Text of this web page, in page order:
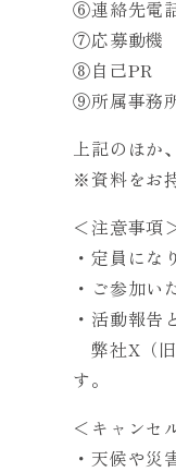
⑥連絡先電
⑦応募動機
⑧自己PR
⑨所属事務
上記のほか
※資料をお
＜注意事項
・定員にな
・ご参加い
・活動報告
弊社X（
す。
＜キャンセ
・天候や災